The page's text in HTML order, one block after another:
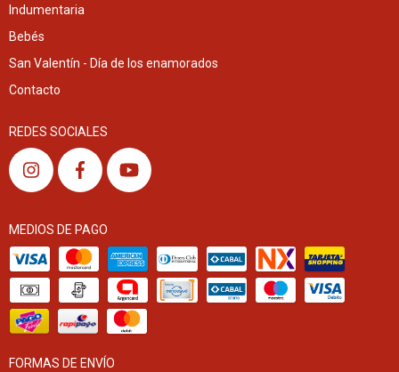
Indumentaria
Bebés
San Valentín - Día de los enamorados
Contacto
REDES SOCIALES
MEDIOS DE PAGO
FORMAS DE ENVÍO